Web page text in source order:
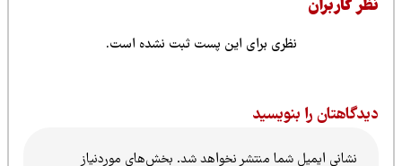
کاربران
نظری برای این پست ثبت نشده است.
را بنویسید
نشانی ایمیل شما منتشر نخواهد شد.بخش‌های موردنیاز